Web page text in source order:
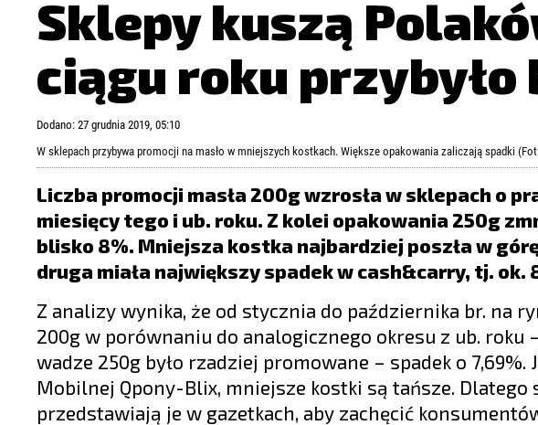
KONTAKT
SPOŁECZEŃSTWO
EDUKACJA
MEDIA
ZDROWIE I URODA
KULTURA
LIFESTYLE
OPINIE I KOMENTARZE
Sklepy kuszą
ciągu roku
Dodano: 27 grudnia 2019, 05:10
W sklepach przybywa promocji na masło w mniejszych kostkach. Większe opakowania zaliczają spadki
Liczba promocji masła 200g wzrosła w sklepach o
miesięcy tego i ub. roku. Z kolei opakowania 250g
blisko 8%. Mniejsza kostka najbardziej poszła w
druga miała największy spadek w cash&carry, tj. ok.
Z analizy wynika, że od stycznia do października br. na
200g w porównaniu do analogicznego okresu z ub. roku
wadze 250g było rzadziej promowane – spadek o
Mobilnej Qpony-Blix, mniejsze kostki są tańsze.
przedstawiają je w gazetkach, aby zachęcić